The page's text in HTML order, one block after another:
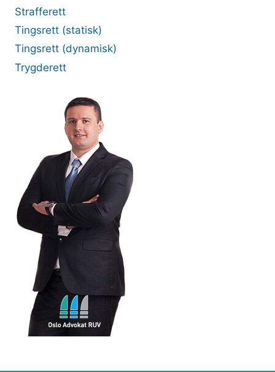
Strafferett
Tingsrett (statisk)
Tingsrett (dynamisk)
Trygderett